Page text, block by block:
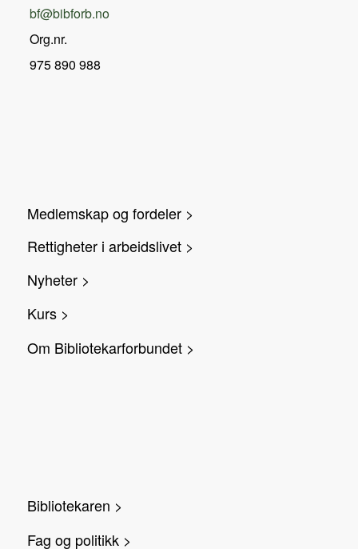
bf@bibforb.no
Org.nr.
975 890 988
Medlemskap og fordeler >
Rettigheter i arbeidslivet >
Nyheter >
Kurs >
Om Bibliotekarforbundet >
Bibliotekaren >
Fag og politikk >